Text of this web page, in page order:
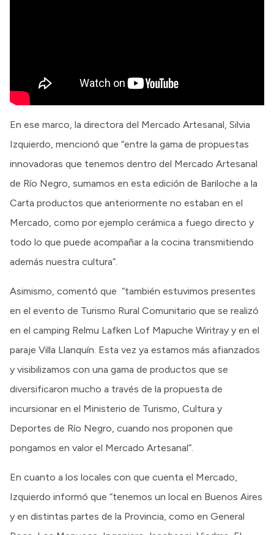
En ese marco, la directora del Mercado Artesanal, Silvia
Izquierdo, mencionó que “entre la gama de propuestas
innovadoras que tenemos dentro del Mercado Artesanal
de Río Negro, sumamos en esta edición de Bariloche a la
Carta productos que anteriormente no estaban en el
Mercado, como por ejemplo cerámica a fuego directo y
todo lo que puede acompañar a la cocina transmitiendo
además nuestra cultura”.
Asimismo, comentó que “también estuvimos presentes
en el evento de Turismo Rural Comunitario que se realizó
en el camping Relmu Lafken Lof Mapuche Wiritray y en el
paraje Villa Llanquín. Esta vez ya estamos más afianzados
y visibilizamos con una gama de productos que se
diversificaron mucho a través de la propuesta de
incursionar en el Ministerio de Turismo, Cultura y
Deportes de Río Negro, cuando nos proponen que
pongamos en valor el Mercado Artesanal”.
En cuanto a los locales con que cuenta el Mercado,
Izquierdo informó que “tenemos un local en Buenos Aires
y en distintas partes de la Provincia, como en General